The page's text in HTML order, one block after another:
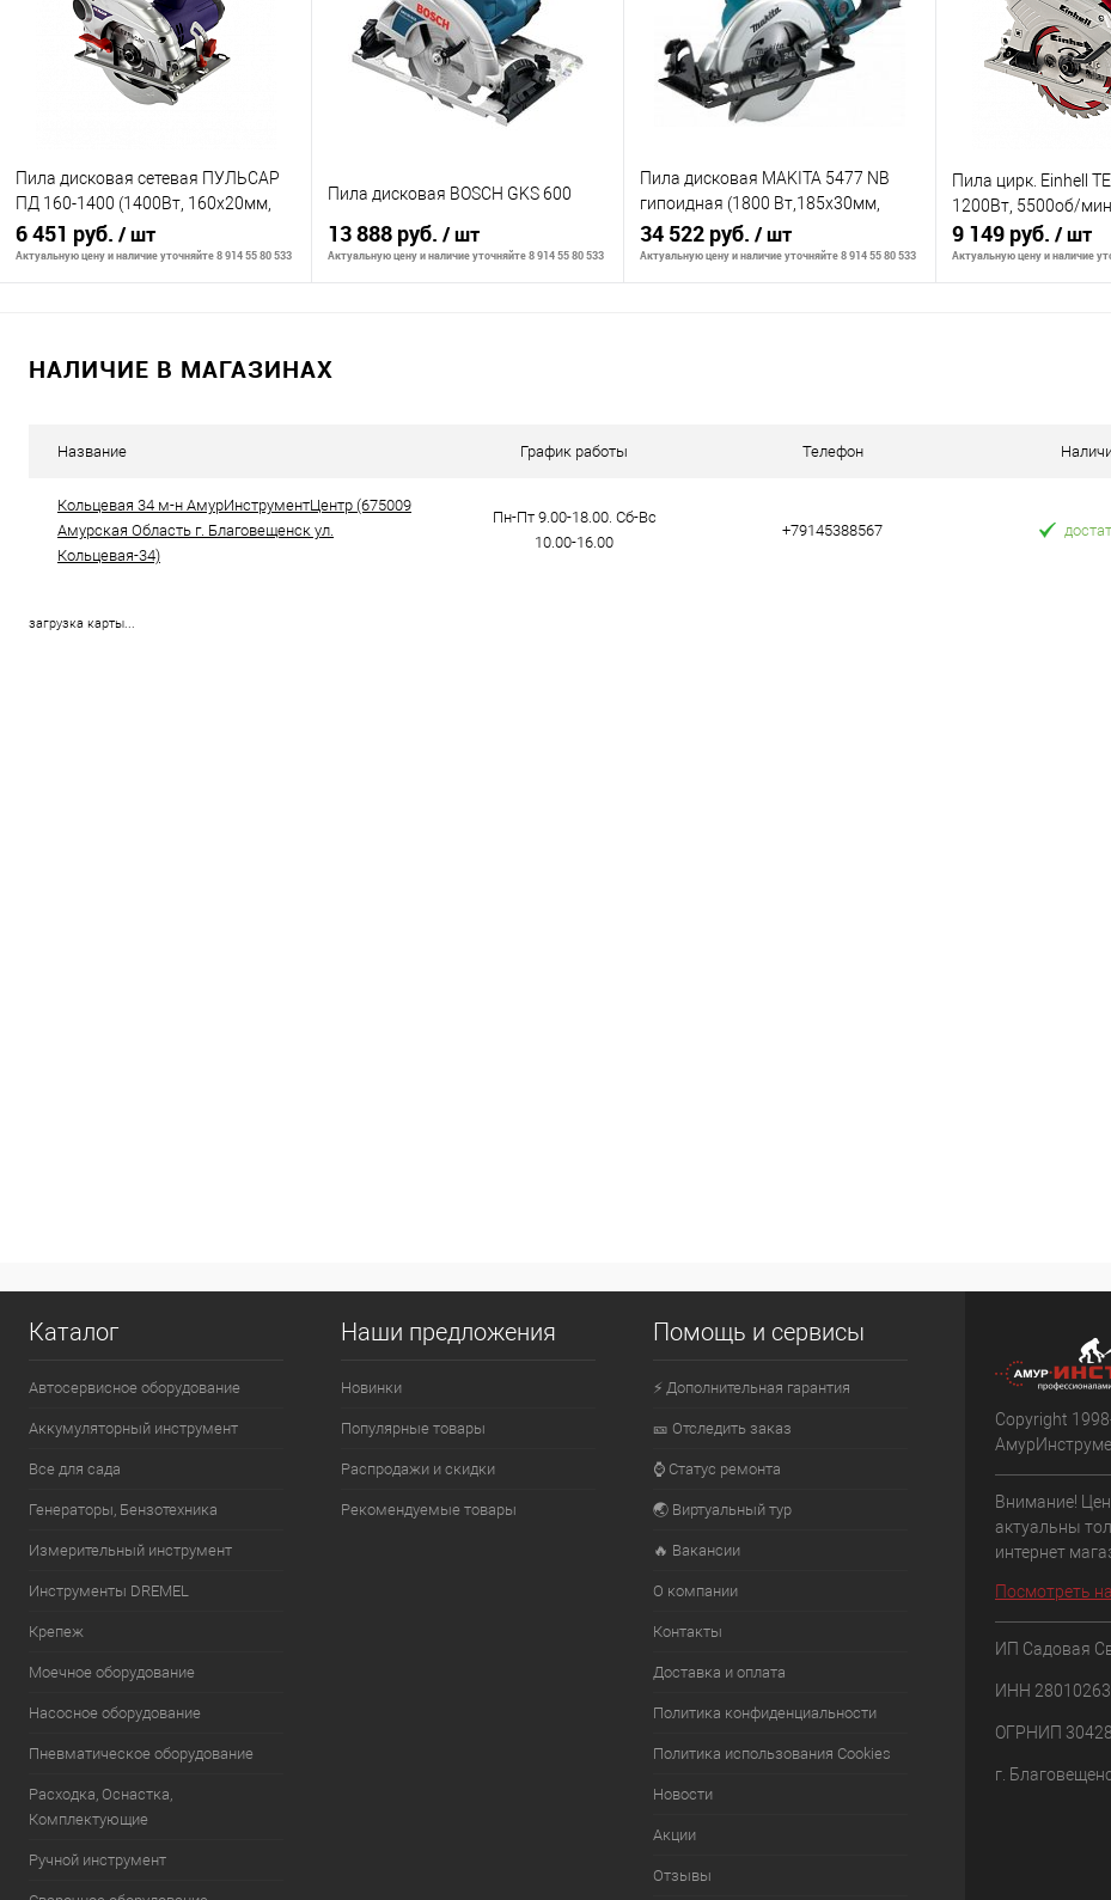
В избранное
В наличии
В избранное
В наличии
В избранное
В наличии
В избранное
Пила дисковая сетевая ПУЛЬСАР
ПД 160-1400 (1400Вт, 160х20мм,
55мм пропил, 4,3кг)
6 451 руб. / шт
Актуальную цену и наличие уточняйте 8 914 55 80 533
В избранное
Пила дисковая BOSCH GKS 600
13 888 руб. / шт
Актуальную цену и наличие уточняйте 8 914 55 80 533
В наличии
Пила дисковая MAKITA 5477 NB
гипоидная (1800 Вт,185х30мм,
60мм, 6,5кг, коробка)
34 522 руб. / шт
Актуальную цену и наличие уточняйте 8 914 55 80 533
В наличии
Пила цирк. Einhell
1200Вт, 5500об/
9 149 руб. / шт
Актуальную цену и наличие
В избранное
НАЛИЧИЕ В МАГАЗИНАХ
Название График работы Телефон
Кольцевая 34 м-н АмурИнструментЦентр (675009
Амурская Область г. Благовещенск ул.
Кольцевая-34)
Пн-Пт 9.00-18.00. Сб-Вс
10.00-16.00
+79145388567
загрузка карты...
Каталог
Автосервисное оборудование
Аккумуляторный инструмент
Все для сада
Генераторы, Бензотехника
Измерительный инструмент
Инструменты DREMEL
Крепеж
Моечное оборудование
Насосное оборудование
Пневматическое оборудование
Расходка, Оснастка,
Комплектующие
Ручной инструмент
Наши предложения
Новинки
Популярные товары
Распродажи и скидки
Рекомендуемые товары
Помощь и сервисы
⚡ Дополнительная гарантия
🎫 Отследить заказ
⌚ Статус ремонта
🌏 Виртуальный тур
🔥 Вакансии
О компании
Контакты
Доставка и оплата
Политика конфиденциальности
Политика использования Cookies
Новости
Акции
Отзывы
Copyright
Внимание!
актуальны
интернет
Посмотреть
ИП Садовая
ИНН
ОГРНИП
г.